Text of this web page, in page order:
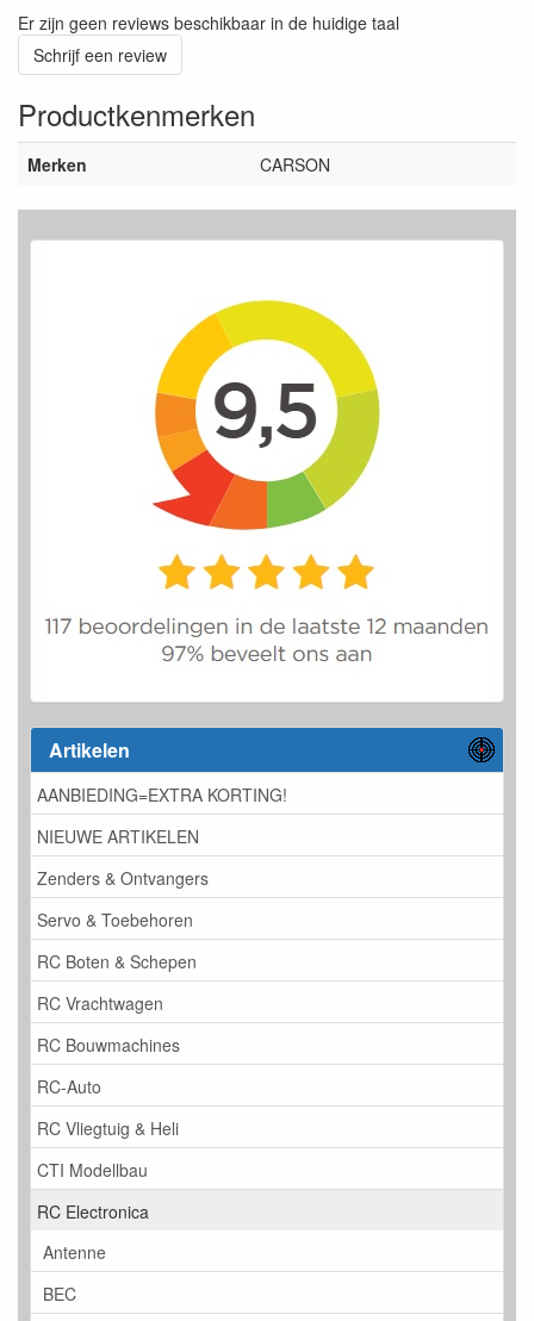
Artikelen
AANBIEDING=EXTRA KORTING!
NIEUWE ARTIKELEN
Zenders & Ontvangers
Servo & Toebehoren
RC Boten & Schepen
RC Vrachtwagen
RC Bouwmachines
RC-Auto
RC Vliegtuig & Heli
CTI Modellbau
RC Electronica
Antenne
BEC
Er zijn geen reviews beschikbaar in de huidige taal
Schrijf een review
Productkenmerken
Merken CARSON